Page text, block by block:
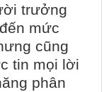
trưởng
mức
cũng
tin mọi lời
phân